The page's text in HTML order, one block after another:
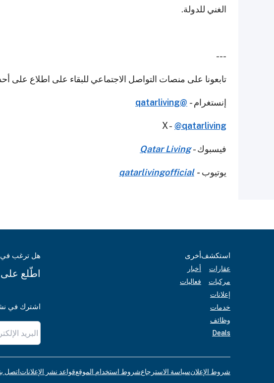
الغني للدولة.
---
تابعونا على منصات التواصل الاجتماعي للبقاء على اطلاع على
إنستغرام - @qatarliving
X - @qatarliving
فيسبوك -Qatar Living
يوتيوب -
qatarlivingofficial
استكشف
عقارات
مركبات
إعلانات
خدمات
وظائف
Deals
أخرى
أخبار
فعاليات
هل ترغب في
اطّلع على
اشترك في
شروط الإعلانسياسة الاسترجاعشروط استخدام الموقعقواعد نشر الإعلاناتاتصل